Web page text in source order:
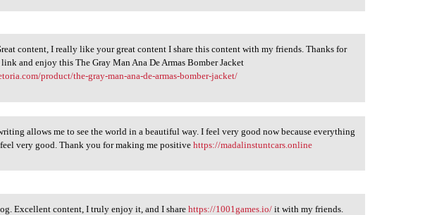
Great
content, I really like your great content I share this content with my friends. Thanks for
and enjoy this The Gray Man Ana De Armas Bomber Jacket
product/the-gray-man-ana-de-armas-bomber-jacket/
writing
allows me to see the world in a beautiful way. I feel very good now because everything
very good. Thank you for making me positivehttps://madalinstuntcars.online
Excellent content, I truly enjoy it, and I sharehttps://1001games.io/ it with my friends.